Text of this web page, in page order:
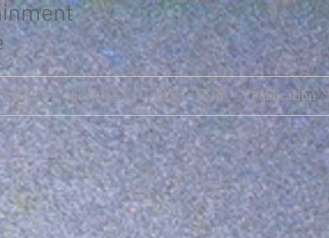
TONNYs Shop street 投資・経済 Publication